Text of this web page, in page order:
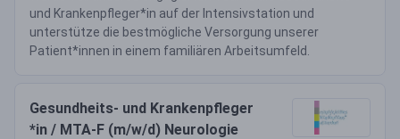
und Krankenpfleger*in auf der Intensivstation und
unterstütze die bestmögliche Versorgung unserer
Patient*innen in einem familiären Arbeitsumfeld.
Gesundheits- und Krankenpfleger
*in / MTA-F (m/w/d) Neurologie